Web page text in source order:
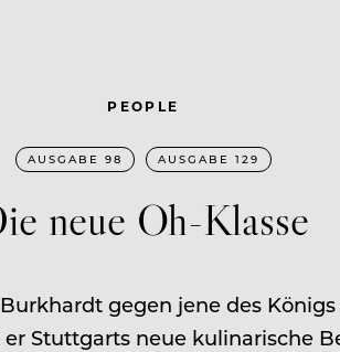
PEOPLE
AUSGABE 98 AUSGABE 129
neue Oh-Klasse
gegen jene des
Stuttgarts neue kulinarische